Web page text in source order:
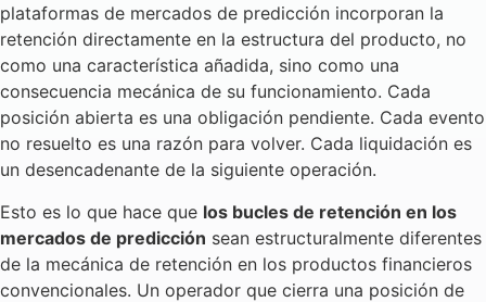
plataformas de mercados de predicción incorporan la
retención directamente en la estructura del producto, no
como una característica añadida, sino como una
consecuencia mecánica de su funcionamiento. Cada
posición abierta es una obligación pendiente. Cada evento
no resuelto es una razón para volver. Cada liquidación es
un desencadenante de la siguiente operación.
Esto es lo que hace que los bucles de retención en los
mercados de predicción sean estructuralmente diferentes
de la mecánica de retención en los productos financieros
convencionales. Un operador que cierra una posición de